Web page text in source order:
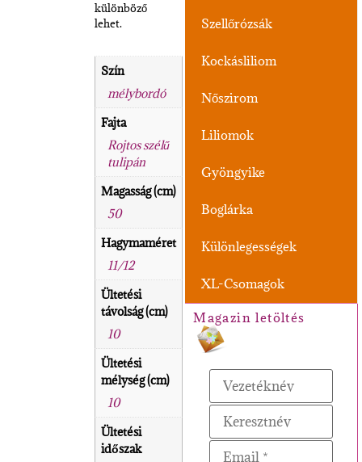
Szellőrózsák
Kockásliliom
Nőszirom
Liliomok
Gyöngyike
Boglárka
Különlegességek
XL-Csomagok
Magazin letöltés
különböző
lehet.
Szín
mélybordó
Fajta
Rojtos szélű
tulipán
Magasság (cm)
50
Hagymaméret
11/12
Ültetési
távolság (cm)
10
Ültetési
mélység (cm)
10
Ültetési
időszak